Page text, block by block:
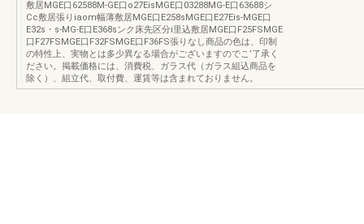
敷居MGE口62588M-GE口o27EisMGE口03288MG-E口63688シ
Cc敷居張りiaom幅薄敷居MGE口E258sMGE口E27Eis-MGE口
E32s・s-MG-E口E368sンク床先区分i里込敷居MGE口F25FSMGE
口F27FSMGE口F32FSMGE口F36FS張りなし商品の色は、印制
の特性上、実物とは多少異なる場合がございますのでこ’了承く
ださい。掲載価格には、消費税、ガラス代（ガラス組込商品を
除く）、組立代、取付費、運賃等は含まれておりません。